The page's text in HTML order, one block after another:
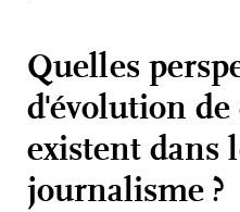
Quelles
d'évolution
existent dans
journalisme ?